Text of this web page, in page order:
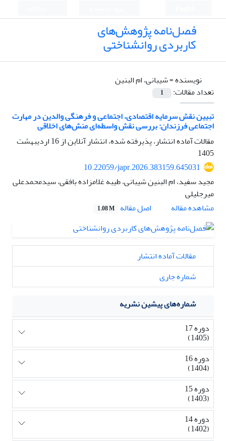
فصل‌نامه پژوهش‌های
کاربردی روانشناختی
نویسنده =شیبانی، ام البنین
تعداد مقالات:
1
تبیین نقش سرمایه اقتصادی، اجتماعی و فرهنگی والدین در مهارت
اجتماعی فرزندان: بررسی نقش واسطه‌ای منش‌های اخلاقی
مقالات آماده انتشار، پذیرفته شده، انتشار آنلاین از
16 اردیبهشت
1405
10.22059/japr.2026.383159.645031
مجید سفید، ام البنین شیبانی، طیبه غلامزاده بافقی، سیدمحمدعلی
میرجلیلی
مشاهده مقاله
اصل مقاله 1.08 M
مقالات آماده انتشار
شماره جاری
شماره‌های پیشین نشریه
دوره 17
(1405)
دوره 16
(1404)
دوره 15
(1403)
دوره 14
(1402)